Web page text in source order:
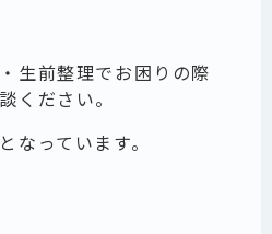
生前整理でお困りの際
ください。
なっています。